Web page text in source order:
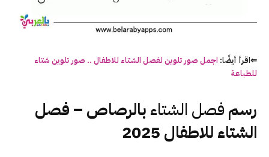
⇐اقرأ أيضًا: اجمل صور تلوين لفصل الشتاء للاطفال .. صور تلوين شتاء
للطباعة
رسمفصل الشتاء بالرصاص – فصل
الشتاء للاطفال 2025